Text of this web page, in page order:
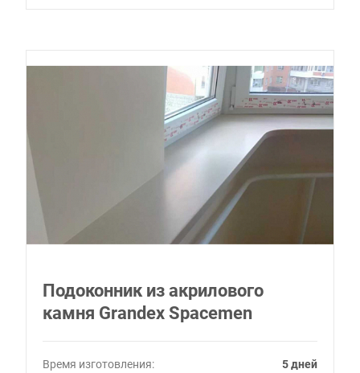
Подоконник из акрилового
камня Grandex Spacemen
Время изготовления: 5 дней